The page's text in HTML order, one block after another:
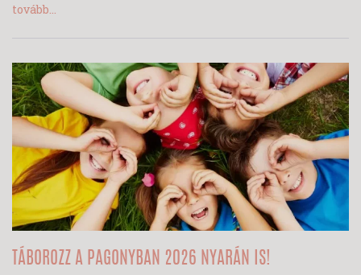
tovább...
TÁBOROZZ A PAGONYBAN 2026 NYARÁN IS!